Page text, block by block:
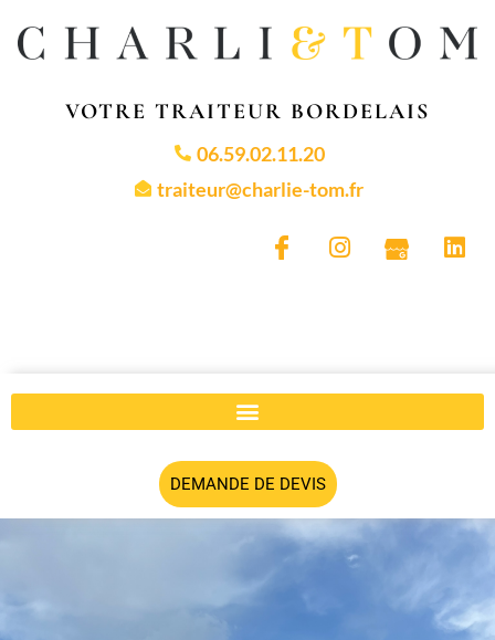
VOTRE TRAITEUR BORDELAIS
06.59.02.11.20
traiteur@charlie-tom.fr
DEMANDE DE DEVIS